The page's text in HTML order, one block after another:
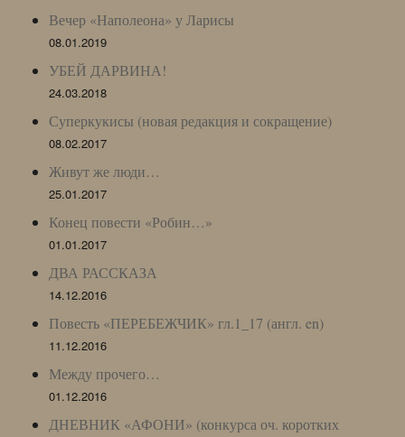
Вечер «Наполеона» у Ларисы
08.01.2019
УБЕЙ ДАРВИНА!
24.03.2018
Суперкукисы (новая редакция и сокращение)
08.02.2017
Живут же люди…
25.01.2017
Конец повести «Робин…»
01.01.2017
ДВА РАССКАЗА
14.12.2016
Повесть «ПЕРЕБЕЖЧИК» гл.1_17 (англ. en)
11.12.2016
Между прочего…
01.12.2016
ДНЕВНИК «АФОНИ» (конкурса оч. коротких